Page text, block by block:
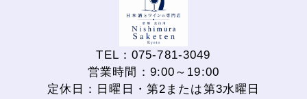
TEL：075-781-3049
営業時間：9:00～19:00
定休日：日曜日・第2または第3水曜日